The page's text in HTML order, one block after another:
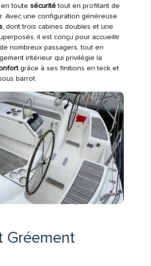
toute sécuritétout en profitant de
Avec une configuration généreuse
, dont trois cabines doubles et une
il est conçu pour accueillir
nombreux passagers, tout en
intérieur qui privilégie la
grâce à ses finitions en teck et
barrot.
Gréement